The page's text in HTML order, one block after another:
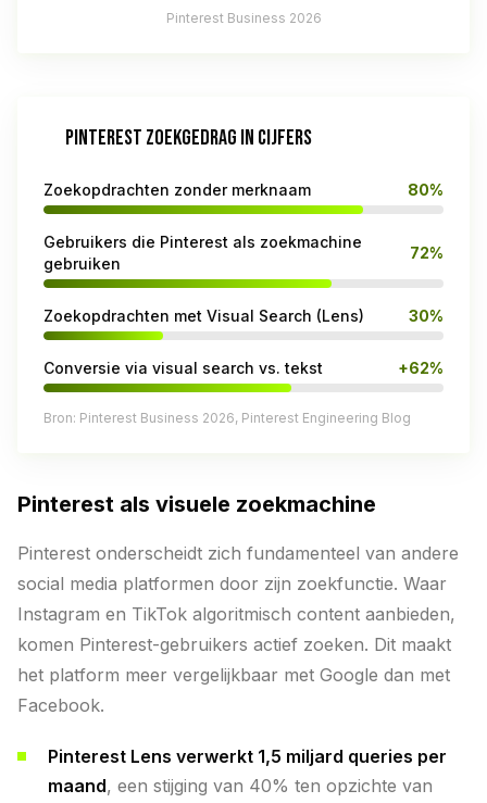
Pinterest Business 2026
PINTEREST ZOEKGEDRAG IN CIJFERS
Zoekopdrachten zonder merknaam 80%
Gebruikers die Pinterest als zoekmachine
gebruiken
72%
Zoekopdrachten met Visual Search (Lens) 30%
Conversie via visual search vs. tekst +62%
Bron: Pinterest Business 2026, Pinterest Engineering Blog
Pinterest als visuele zoekmachine
Pinterest onderscheidt zich fundamenteel van andere
social media platformen door zijn zoekfunctie. Waar
Instagram en TikTok algoritmisch content aanbieden,
komen Pinterest-gebruikers actief zoeken. Dit maakt
het platform meer vergelijkbaar met Google dan met
Facebook.
Pinterest Lens verwerkt 1,5 miljard queries per
maand, een stijging van 40% ten opzichte van